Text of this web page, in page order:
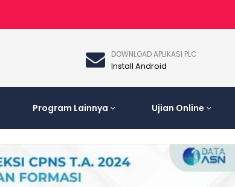
DOWNLOAD APLIKASI PLC
Install Android
Program Lainnya Ujian Online